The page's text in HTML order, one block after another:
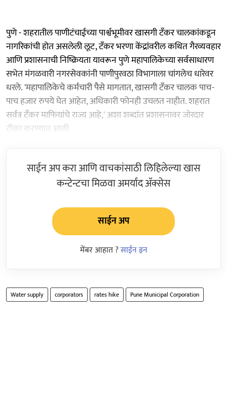
पुणे - शहरातील पाणीटंचाईच्या पार्श्वभूमीवर खासगी टँकर चालकांकडून
नागरिकांची होत असलेली लूट, टँकर भरणा केंद्रांवरील कथित गैरव्यवहार
आणि प्रशासनाची निष्क्रियता यावरून पुणे महापालिकेच्या सर्वसाधारण
सभेत मंगळवारी नगरसेवकांनी पाणीपुरवठा विभागाला चांगलेच धारेवर
धरले. 'महापालिकेचे कर्मचारी पैसे मागतात, खासगी टँकर चालक पाच-
पाच हजार रुपये घेत आहेत, अधिकारी फोनही उचलत नाहीत. शहरात
सर्वत्र टँकर माफियांचे राज्य आहे,' अशा शब्दांत प्रशासनावर जोरदार
टीका करण्यात आली.
साईन अप करा आणि वाचकांसाठी लिहिलेल्या खास
कन्टेन्टचा मिळवा अमर्याद ॲक्सेस
साईन अप
मेंबर आहात ?साईन इन
Water supply corporators rates hike Pune Municipal Corporation